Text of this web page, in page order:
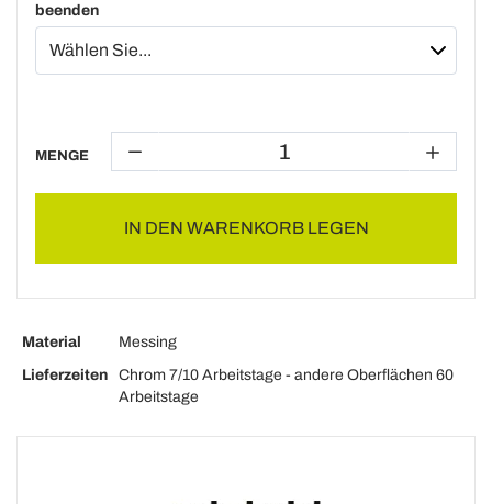
beenden
MENGE
IN DEN WARENKORB LEGEN
Material
Messing
Lieferzeiten
Chrom 7/10 Arbeitstage - andere Oberflächen 60
Arbeitstage